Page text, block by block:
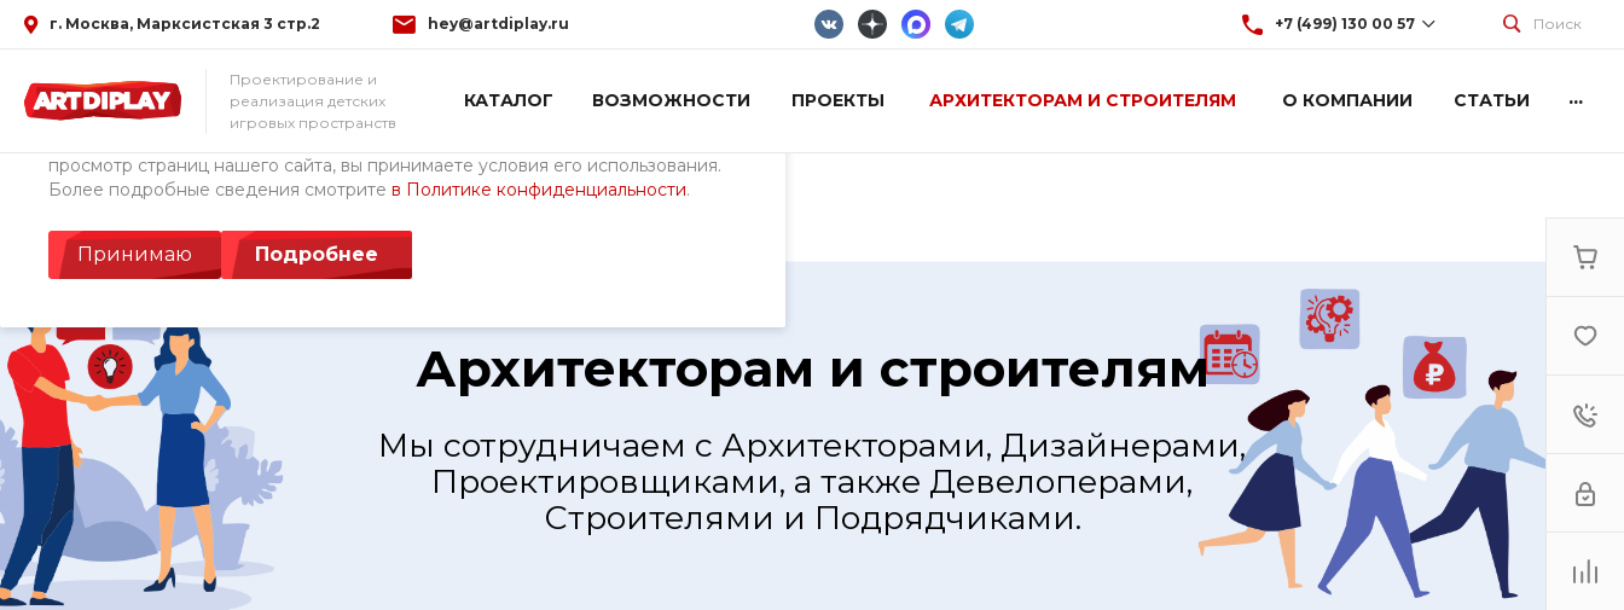
Использование файлов Cookie
Мы используем файлы cookie, разработанные нашими специалистами и
просмотр страниц нашего сайта, вы принимаете условия его использования.
Более подробные сведения смотрите в Политике конфиденциальности.
Принимаю Подробнее
г. Москва, Марксистская 3 стр.2 hey@artdiplay.ru +7 (499) 130 00 57 Поиск
Проектирование и
реализация детских
игровых пространств
КАТАЛОГ ВОЗМОЖНОСТИ ПРОЕКТЫ АРХИТЕКТОРАМ И СТРОИТЕЛЯМ О КОМПАНИИ СТАТЬИ ...
Главная / Архитекторам и строителям
Архитекторам и строителям
Мы сотрудничаем с Архитекторами, Дизайнерами,
Проектировщиками, а также Девелоперами,
Строителями и Подрядчиками.